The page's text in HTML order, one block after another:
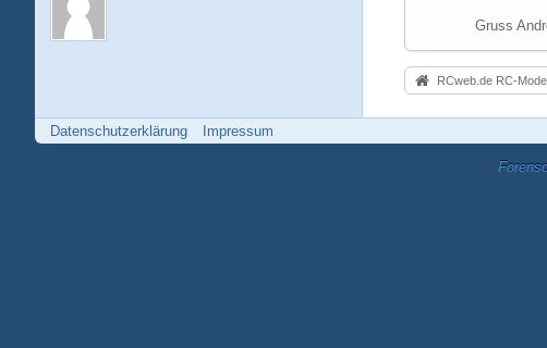
Gruss
RCweb.de RC-
Datenschutzerklärung Impressum